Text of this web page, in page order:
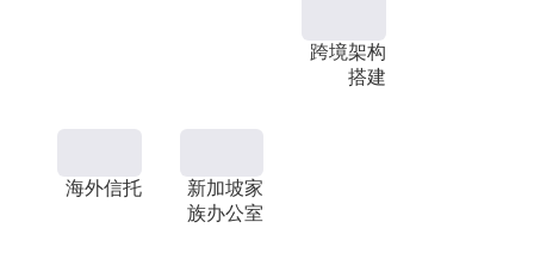
跨境架构
搭建
海外信托
新加坡家
族办公室